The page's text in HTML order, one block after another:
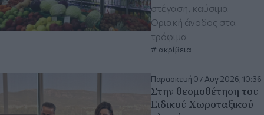
στέγαση, καύσιμα -
Οριακή άνοδος στα
τρόφιμα
ακρίβεια
Παρασκευή 07 Αυγ 2026, 10:36
Στην θεσμοθέτηση του
Ειδικού Χωροταξικού